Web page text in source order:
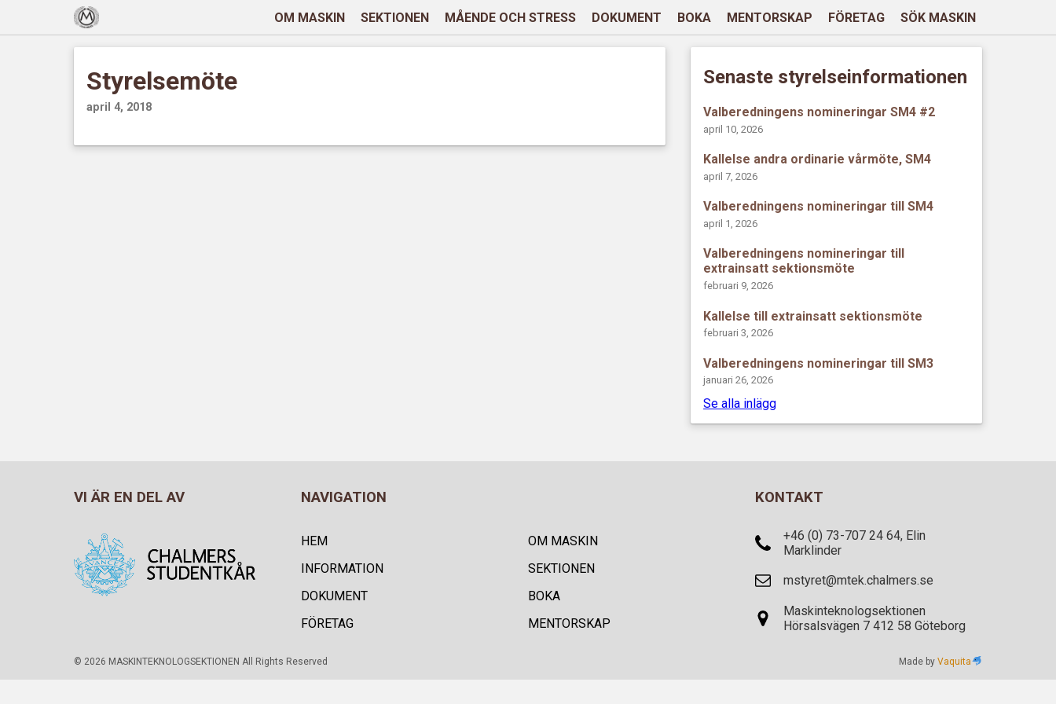
OM MASKIN SEKTIONEN MÅENDE OCH STRESS DOKUMENT BOKA MENTORSKAP FÖRETAG SÖK MASKIN
Styrelsemöte
april 4, 2018
Senaste styrelseinformationen
Valberedningens nomineringar SM4 #2
april 10, 2026
Kallelse andra ordinarie vårmöte, SM4
april 7, 2026
Valberedningens nomineringar till SM4
april 1, 2026
Valberedningens nomineringar till
extrainsatt sektionsmöte
februari 9, 2026
Kallelse till extrainsatt sektionsmöte
februari 3, 2026
Valberedningens nomineringar till SM3
januari 26, 2026
Se alla inlägg
VI ÄR EN DEL AV NAVIGATION
HEM
OM MASKIN
INFORMATION
SEKTIONEN
DOKUMENT
BOKA
FÖRETAG
MENTORSKAP
KONTAKT
+46 (0) 73-707 24 64, Elin
Marklinder
mstyret@mtek.chalmers.se
Maskinteknologsektionen
Hörsalsvägen 7 412 58 Göteborg
© 2026 MASKINTEKNOLOGSEKTIONEN All Rights Reserved Made byVaquita